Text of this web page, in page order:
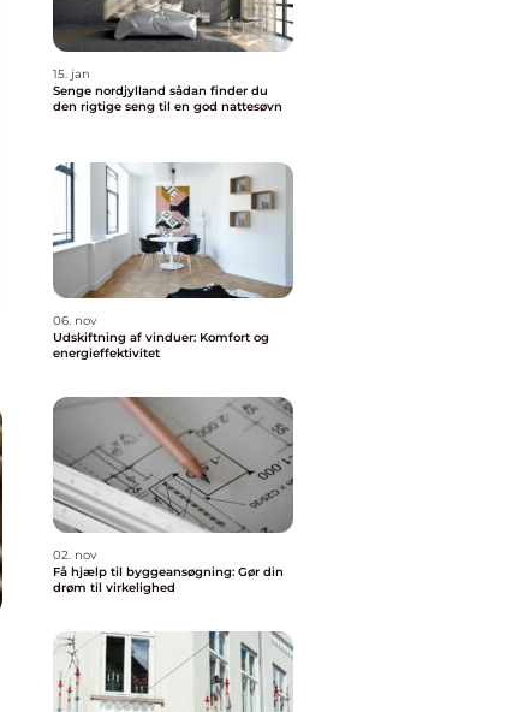
15. jan
Senge nordjylland sådan finder du
den rigtige seng til en god nattesøvn
06. nov
Udskiftning af vinduer: Komfort og
energieffektivitet
02. nov
Få hjælp til byggeansøgning: Gør din
drøm til virkelighed